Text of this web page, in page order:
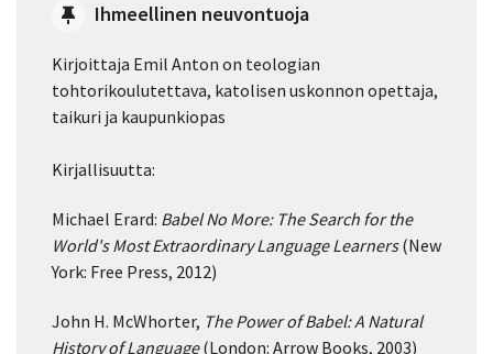
Ihmeellinen neuvontuoja
Kirjoittaja Emil Anton on teologian
tohtorikoulutettava, katolisen uskonnon opettaja,
taikuri ja kaupunkiopas
Kirjallisuutta:
Michael Erard: Babel No More: The Search for the
World's Most Extraordinary Language Learners(New
York: Free Press, 2012)
John H. McWhorter, The Power of Babel: A Natural
History of Language(London: Arrow Books, 2003)